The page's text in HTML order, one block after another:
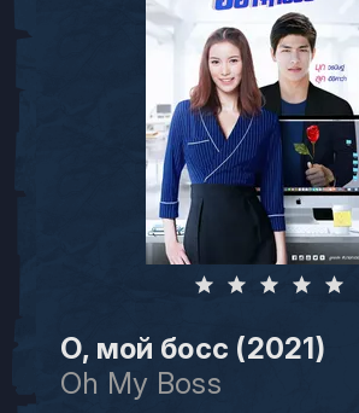
О, мой босс (2021)
Oh My Boss